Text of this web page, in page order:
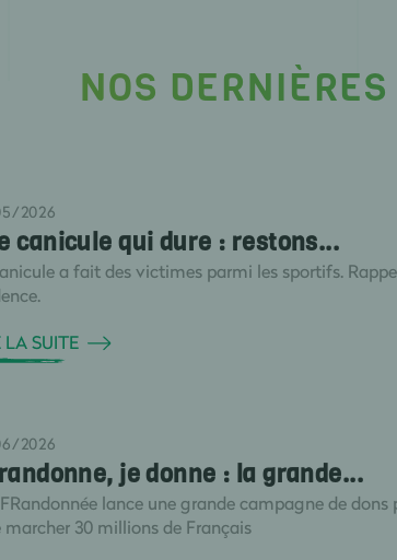
NOS
2026
canicule qui dure : restons...
a fait des victimes parmi les sportifs.
LA SUITE
2026
je donne : la grande...
lance une grande campagne de dons
marcher 30 millions de Français